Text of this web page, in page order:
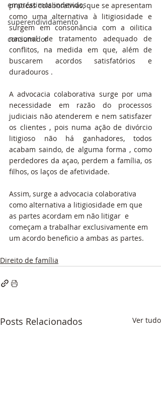
empréstimos indevidos
superendividamento
consumidor
praticas colaborativas, que se apresentam
como uma alternativa à litigiosidade e
surgem em consonância com a oilitica
nacional de tratamento adequado de
conflitos, na medida em que, além de
buscarem acordos satisfatórios e
duradouros .
A advocacia colaborativa surge por uma
necessidade em razão do processos
judiciais não atenderem e nem satisfazer
os clientes , pois numa ação de divórcio
litigioso não há ganhadores, todos
acabam saindo, de alguma forma , como
perdedores da açao, perdem a família, os
filhos, os laços de afetividade.
Assim, surge a advocacia colaborativa
como alternativa a litigiosidade em que
as partes acordam em não litigar  e
começam a trabalhar exclusivamente em
um acordo beneficio a ambas as partes.
Direito de família
Posts Relacionados Ver tudo